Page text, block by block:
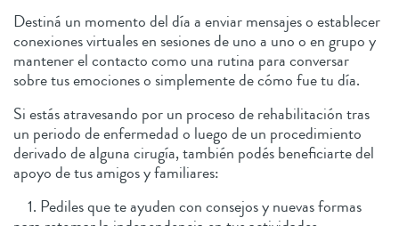
Destiná un momento del día a enviar mensajes o establecer
conexiones virtuales en sesiones de uno a uno o en grupo y
mantener el contacto como una rutina para conversar
sobre tus emociones o simplemente de cómo fue tu día.
Si estás atravesando por un proceso de rehabilitación tras
un periodo de enfermedad o luego de un procedimiento
derivado de alguna cirugía, también podés beneficiarte del
apoyo de tus amigos y familiares:
1. Pediles que te ayuden con consejos y nuevas formas